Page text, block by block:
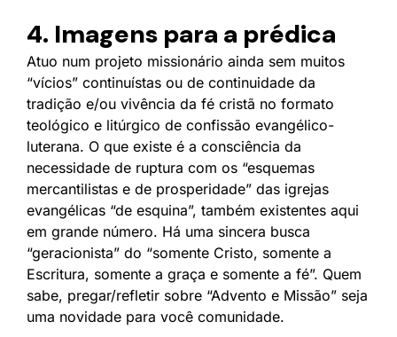
4. Imagens para a prédica
Atuo num projeto missionário ainda sem muitos
“vícios” continuístas ou de continuidade da
tradição e/ou vivência da fé cristã no formato
teológico e litúrgico de confissão evangélico-
luterana. O que existe é a consciência da
necessidade de ruptura com os “esquemas
mercantilistas e de prosperidade” das igrejas
evangélicas “de esquina”, também existentes aqui
em grande número. Há uma sincera busca
“geracionista” do “somente Cristo, somente a
Escritura, somente a graça e somente a fé”. Quem
sabe, pregar/refletir sobre “Advento e Missão” seja
uma novidade para você comunidade.